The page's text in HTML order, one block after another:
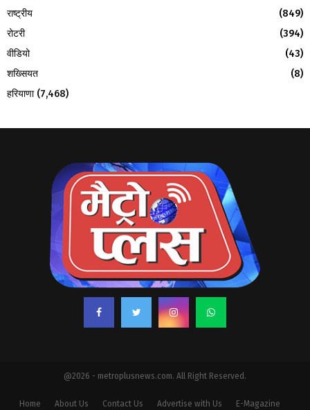
राष्ट्रीय
(849)
रोटरी
(394)
वीडियो
(43)
शख्सियत
(8)
हरियाणा(7,468)
@2026 - metroplusnews.com. All Right Reserved.
Home About Us Contact Us Advertise with Us E-Magazine